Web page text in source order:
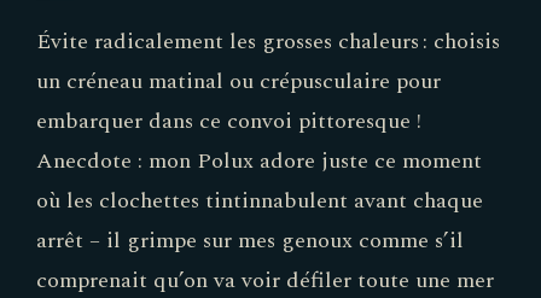
Évite radicalement les grosses chaleurs : choisis
un créneau matinal ou crépusculaire pour
embarquer dans ce convoi pittoresque !
Anecdote : mon Polux adore juste ce moment
où les clochettes tintinnabulent avant chaque
arrêt – il grimpe sur mes genoux comme s’il
comprenait qu’on va voir défiler toute une mer